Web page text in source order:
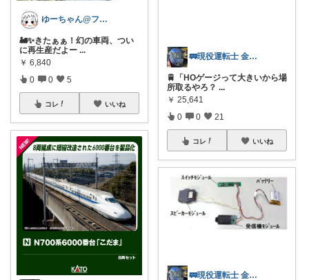
ゆーちゃん@フォロワーさまから購入💕
🚂✨きたぁぁ！幻の車両、つい
に再生産だよー ...
￥ 6,840
0 0 5
コレ いいね
🚃現役運転士 金魚🐠
🚆「HOゲージって大きいから場
所取るやろ？ ...
￥ 25,641
0 0 21
コレ いいね
🚃現役運転士 金魚🐠